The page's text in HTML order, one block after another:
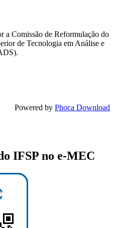
a Comissão de Reformulação do
de Tecnologia em Análise e
Powered by Phoca Download
IFSP no e-MEC